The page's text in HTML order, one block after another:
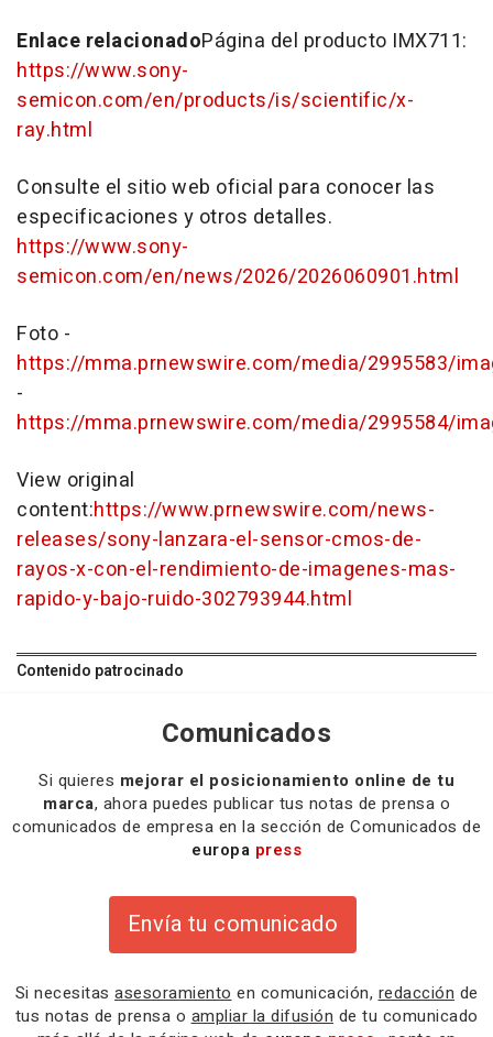
Enlace relacionadoPágina del producto IMX711:
https://www.sony-
semicon.com/en/products/is/scientific/x-
ray.html
Consulte el sitio web oficial para conocer las
especificaciones y otros detalles.
https://www.sony-
semicon.com/en/news/2026/2026060901.html
Foto -
https://mma.prnewswire.com/media/2995583/
-
https://mma.prnewswire.com/media/2995584/
View original
content:https://www.prnewswire.com/news-
releases/sony-lanzara-el-sensor-cmos-de-
rayos-x-con-el-rendimiento-de-imagenes-mas-
rapido-y-bajo-ruido-302793944.html
Contenido patrocinado
Comunicados
Si quieres mejorar el posicionamiento online de tu
marca, ahora puedes publicar tus notas de prensa o
comunicados de empresa en la sección de Comunicados de
europa press
Envía tu comunicado
Si necesitas asesoramiento en comunicación, redacción de
tus notas de prensa o ampliar la difusión de tu comunicado